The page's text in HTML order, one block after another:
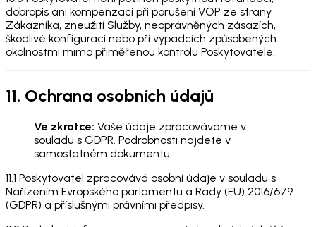
dobropis ani kompenzaci při porušení VOP ze strany
Zákazníka, zneužití Služby, neoprávněných zásazích,
škodlivé konfiguraci nebo při výpadcích způsobených
okolnostmi mimo přiměřenou kontrolu Poskytovatele.
11. Ochrana osobních údajů
Ve zkratce: Vaše údaje zpracováváme v
souladu s GDPR. Podrobnosti najdete v
samostatném dokumentu.
11.1 Poskytovatel zpracovává osobní údaje v souladu s
Nařízením Evropského parlamentu a Rady (EU) 2016/679
(GDPR) a příslušnými právními předpisy.